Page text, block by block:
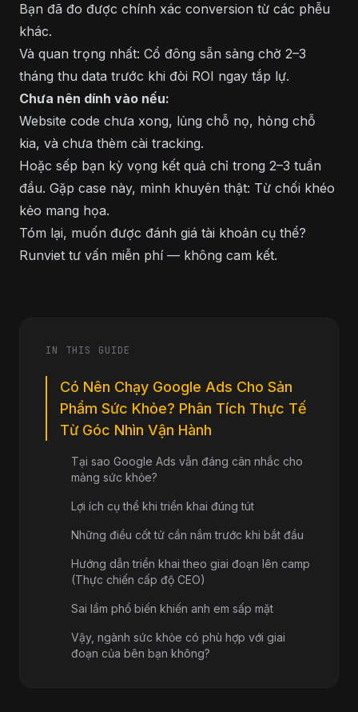
Bạn đã đo được chính xác conversion từ các phễu
khác.
Và quan trọng nhất: Cổ đông sẵn sàng chờ 2–3
tháng thu data trước khi đòi ROI ngay tắp lự.
Chưa nên dính vào nếu:
Website code chưa xong, lủng chỗ nọ, hỏng chỗ
kia, và chưa thèm cài tracking.
Hoặc sếp bạn kỳ vọng kết quả chỉ trong 2–3 tuần
đầu. Gặp case này, mình khuyên thật: Từ chối khéo
kẻo mang họa.
Tóm lại, muốn được đánh giá tài khoản cụ thể?
Runviet tư vấn miễn phí — không cam kết.
IN THIS GUIDE
Có Nên Chạy Google Ads Cho Sản
Phẩm Sức Khỏe? Phân Tích Thực Tế
Từ Góc Nhìn Vận Hành
Tại sao Google Ads vẫn đáng cân nhắc cho
mảng sức khỏe?
Lợi ích cụ thể khi triển khai đúng tút
Những điều cốt tử cần nắm trước khi bắt đầu
Hướng dẫn triển khai theo giai đoạn lên camp
(Thực chiến cấp độ CEO)
Sai lầm phổ biến khiến anh em sấp mặt
Vậy, ngành sức khỏe có phù hợp với giai
đoạn của bên bạn không?